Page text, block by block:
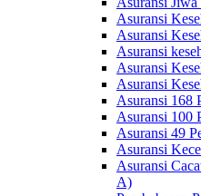
Asuransi
Asuransi
Asuransi
Asuransi
Asuransi
Asuransi 168
Asuransi 100
Asuransi 49
Asuransi
Asuransi
A)